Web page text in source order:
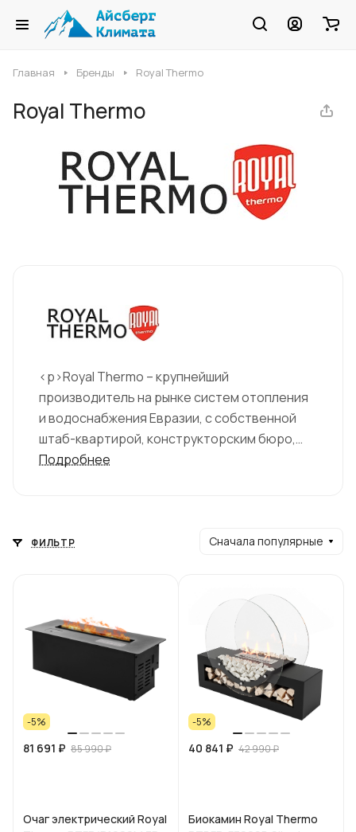
Главная Бренды Royal Thermo
Royal Thermo
<p>Royal Thermo – крупнейший
производитель на рынке систем отопления
и водоснабжения Евразии, с собственной
штаб-квартирой, конструкторским бюро,
дизайн-студией и заводами в России. </p>
Подробнее
ФИЛЬТР Сначала популярные
-5%
81 691 ₽ 85 990 ₽
Очаг электрический Royal
-5%
40 841 ₽ 42 990 ₽
Биокамин Royal Thermo